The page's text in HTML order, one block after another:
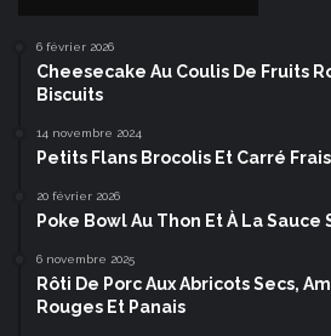
6 février 2026
Cheesecake Au Coulis De Fruits
Biscuits
14 novembre 2024
Petits Flans Brocolis Et Carré Frais
20 février 2026
Poke Bowl Au Thon Et À La Sauce
6 novembre 2025
Rôti De Porc Aux Abricots Secs,
Rouges Et Panais